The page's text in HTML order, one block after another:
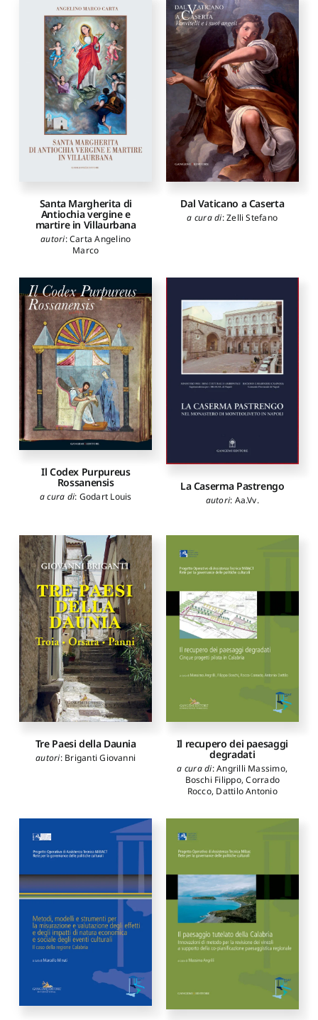
Santa Margherita di
Antiochia vergine e
martire in Villaurbana
autori:Carta Angelino
Marco
Dal Vaticano a Caserta
a cura di:Zelli Stefano
Il Codex Purpureus
Rossanensis
a cura di: Godart Louis
La Caserma Pastrengo
autori: Aa.Vv.
Tre Paesi della Daunia
autori: Briganti Giovanni
Il recupero dei paesaggi
degradati
a cura di:Angrilli Massimo,
Boschi Filippo,Corrado
Rocco, Dattilo Antonio